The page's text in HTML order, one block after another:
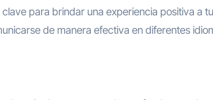
para brindar una experiencia positiva a
de manera efectiva en diferentes